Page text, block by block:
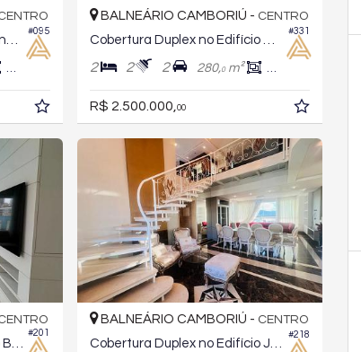
#095
183,
#331
BALNEÁRIO CAMBORIÚ - CENTRO
2 2 2 280,0m² 203,
R$ 2.500.000, 00
#201
Cobertura Duplex no Edifício Baía dos Golfinhos
#218
BALNEÁRIO CAMBORIÚ - CENTRO
Cobertura Duplex no Edifício Jardim Atlântico